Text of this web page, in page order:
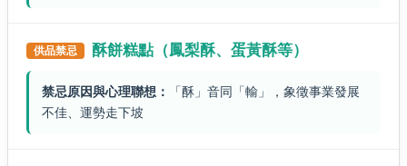
供品禁忌 酥餅糕點（鳳梨酥、蛋黃酥等）
禁忌原因與心理聯想：
「酥」音同「輸」，象徵事業發展
不佳、運勢走下坡